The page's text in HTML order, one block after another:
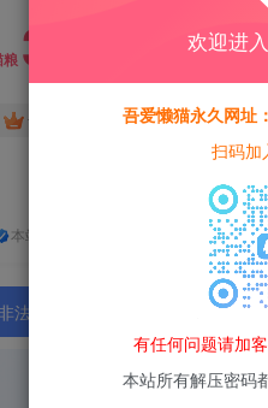
粮 30
黄金会员 15 钻石会员
本站所有资源均为网络收集整理而来，
行为；资源下载后请于 24 小时
欢迎进
吾爱懒猫永久网
扫码
有任何问题请加
本站所有解压密码